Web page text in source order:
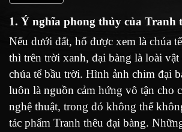
1. Ý nghĩa phong thủy của Tranh
Nếu dưới đất, hổ được xem là chúa
thì trên trời xanh, đại bàng là loài
chúa tể bầu trời. Hình ảnh chim đại
luôn là nguồn cảm hứng vô tận cho
nghệ thuật, trong đó không thể
tác phẩm Tranh thêu đại bàng.